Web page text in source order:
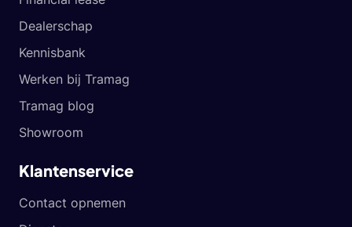
Dealerschap
Kennisbank
Werken bij Tramag
Tramag blog
Showroom
Klantenservice
Contact opnemen